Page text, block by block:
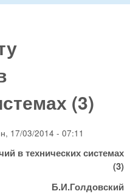
(3)
17/03/2014 - 07:11
в технических системах
(3)
Б.И.Голдовский